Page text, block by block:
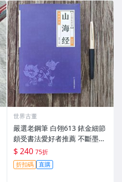
世界古董
嚴選老鋼筆 白翎613 銥金細節
頗受書法愛好者推薦 不斷墨不
飛白 適合日常寫字 613 鋼筆
發行白翎 磨砂質感書寫順暢
$ 240 75折
折扣碼 直購